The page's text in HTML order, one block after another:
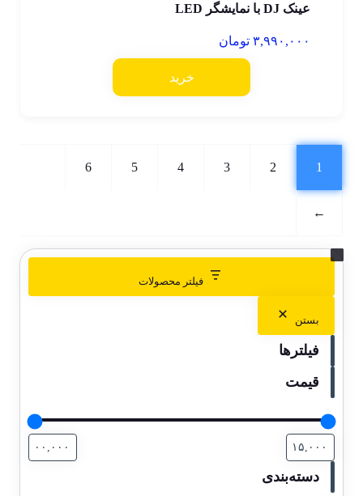
عینک DJ با نمایشگر LED
۳,۹۹۰,۰۰۰ تومان
خرید
1
2
3
4
5
6
←
فیلتر محصولات
بستن
فیلترها
قیمت
دسته‌بندی